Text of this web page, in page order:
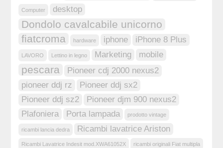
Computer desktop
Dondolo cavalcabile unicorno
fiatcroma
hardware iphone iPhone 8 Plus
LAVORO Lettino in legno Marketing mobile
pescara
Pioneer cdj 2000 nexus2
pioneer ddj rz
Pioneer ddj sx2
Pioneer ddj sz2
Pioneer djm 900 nexus2
Plafoniera
Porta lampada prodotto vintage
ricambi lancia dedra Ricambi lavatrice Ariston
Ricambi Lavatrice Indesit mod.XWA61052X ricambi originali Fiat multipla